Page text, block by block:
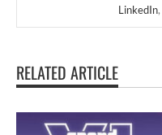
LinkedIn,
RELATED ARTICLE